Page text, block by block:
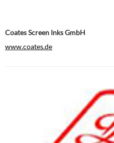
Coates Screen Inks GmbH
www.coates.de